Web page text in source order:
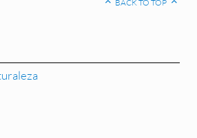
BACK TO TOP